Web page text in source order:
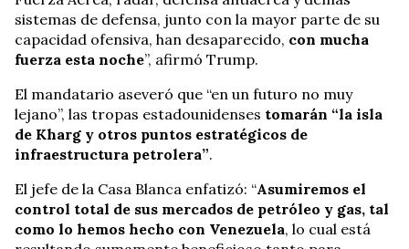
sistemas de defensa, junto con la mayor parte de su
capacidad ofensiva, han desaparecido, con mucha
fuerza esta noche”, afirmó Trump.
El mandatario aseveró que “en un futuro no muy
lejano”, las tropas estadounidenses tomarán “la isla
de Kharg y otros puntos estratégicos de
infraestructura petrolera”.
El jefe de la Casa Blanca enfatizó: “Asumiremos el
control total de sus mercados de petróleo y gas, tal
como lo hemos hecho con Venezuela, lo cual está